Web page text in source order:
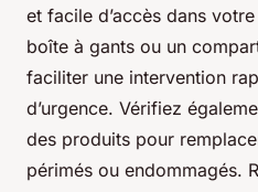
et facile d’accès dans
boîte à gants ou un
faciliter une intervention
d’urgence. Vérifiez
des produits pour
périmés ou endommagés.